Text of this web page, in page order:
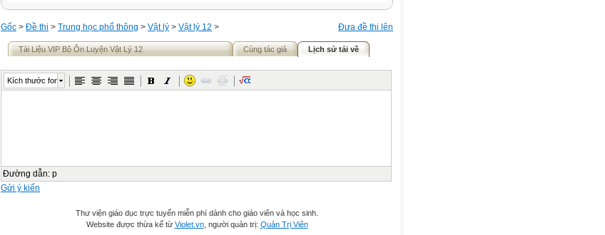
Đưa đề thi lên
Gốc > Đề thi > Trung học phổ thông > Vật lý > Vật lý 12 >
Tài Liệu VIP Bộ Ôn Luyện Vật Lý 12 Cùng tác giả Lịch sử tải về
Kích thước font
Đường dẫn: p
Gửi ý kiến
Thư viện giáo dục trực tuyến miễn phí dành cho giáo viên và học sinh.
Website được thừa kế từ Violet.vn, người quản trị: Quản Trị Viên